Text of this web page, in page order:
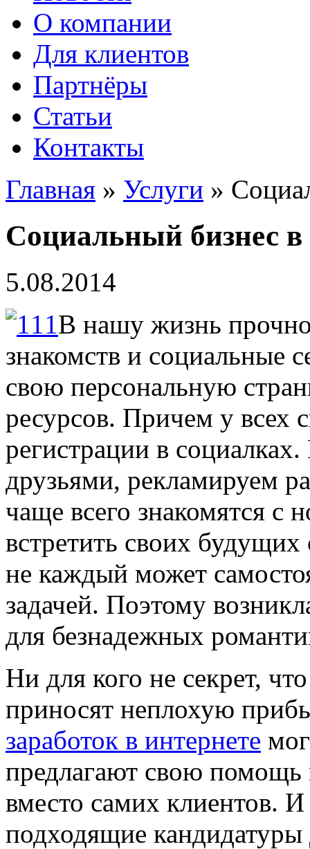
О компании
Для клиентов
Партнёры
Статьи
Контакты
Главная » Услуги »
Социальный бизнес в
5.08.2014
В нашу жизнь
знакомств и социальные
свою персональную
ресурсов. Причем у всех
регистрации в
друзьями, рекламируем
чаще всего знакомятся
встретить своих
не каждый может
задачей. Поэтому
для безнадежных
Ни для кого не секрет,
приносят неплохую
заработок в интернете
предлагают свою помощь
вместо самих клиентов.
подходящие кандидатуры